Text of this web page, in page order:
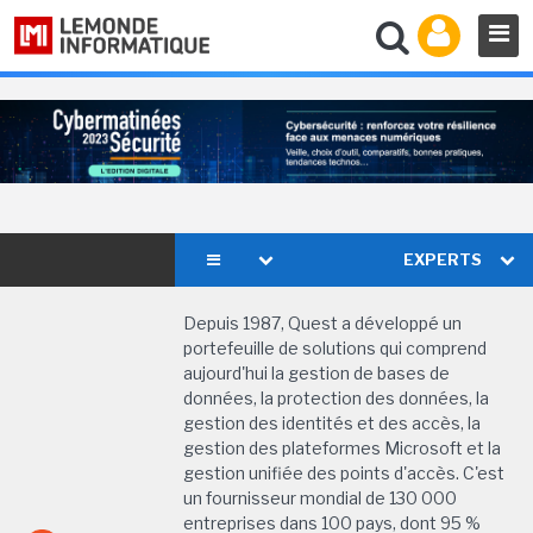
EXPERTS
Depuis 1987, Quest a développé un
portefeuille de solutions qui comprend
aujourd'hui la gestion de bases de
données, la protection des données, la
gestion des identités et des accès, la
gestion des plateformes Microsoft et la
gestion unifiée des points d'accès. C'est
un fournisseur mondial de 130 000
entreprises dans 100 pays, dont 95 %